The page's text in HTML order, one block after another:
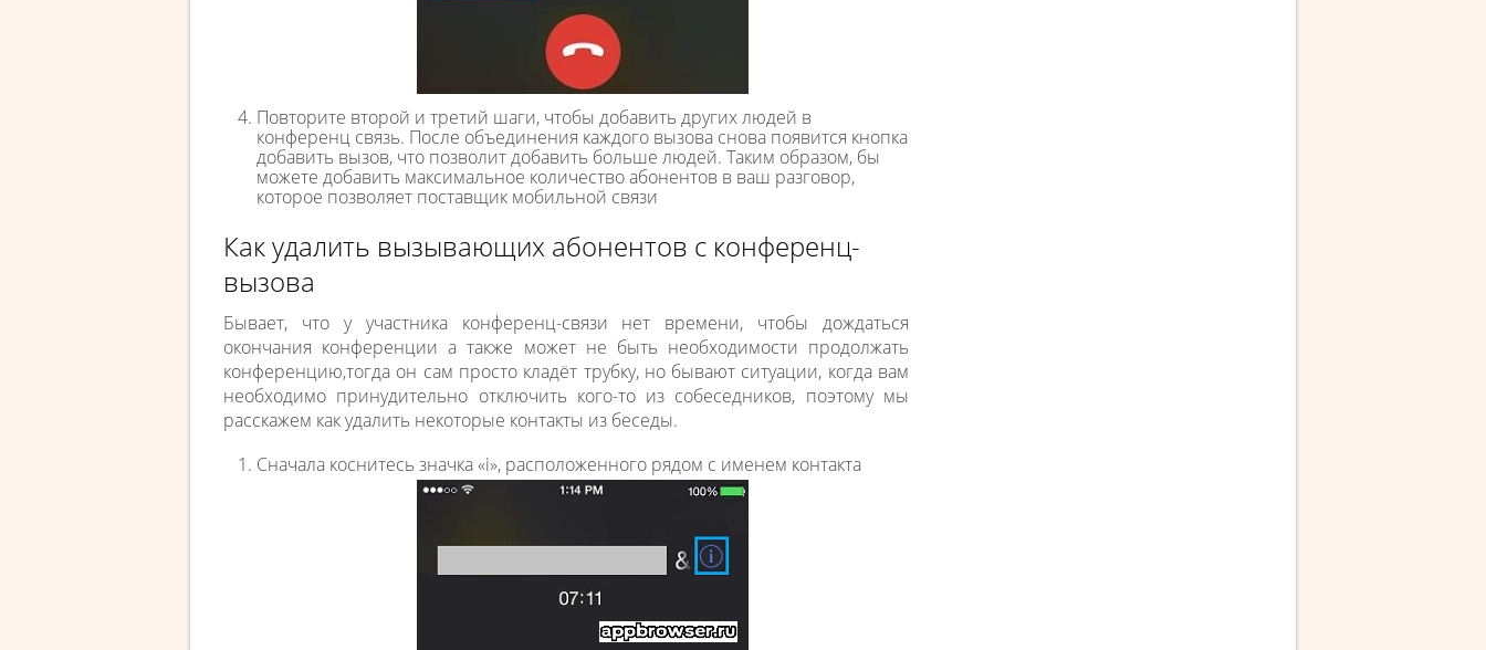
Повторите второй и третий шаги, чтобы добавить других людей в
конференц связь. После объединения каждого вызова снова появится кнопка
добавить вызов, что позволит добавить больше людей. Таким образом, бы
можете добавить максимальное количество абонентов в ваш разговор,
которое позволяет поставщик мобильной связи
Как удалить вызывающих абонентов с конференц-
вызова
Бывает, что у участника конференц-связи нет времени, чтобы дождаться
окончания конференции а также может не быть необходимости продолжать
конференцию,тогда он сам просто кладёт трубку, но бывают ситуации, когда вам
необходимо принудительно отключить кого-то из собеседников, поэтому мы
расскажем как удалить некоторые контакты из беседы.
Сначала коснитесь значка «i», расположенного рядом с именем контакта